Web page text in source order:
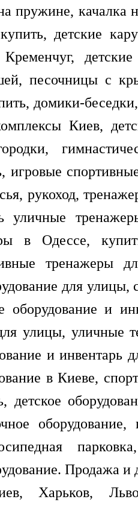
пружине, качалка
детские
Кременчуг,
песочницы с
домики-
Киев,
игровые
рукоход,
уличные
в Одессе,
тренажеры
для улицы,
оборудование и
улицы, уличные
и инвентарь
в Киеве,
детское
Продажа
Харьков,